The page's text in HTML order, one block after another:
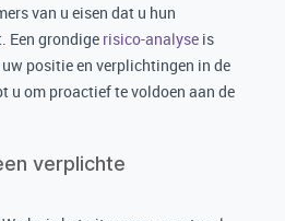
van u eisen dat u hun
Een grondige risico-analyse is
positie en verplichtingen in de
u om proactief te voldoen aan de
verplichte